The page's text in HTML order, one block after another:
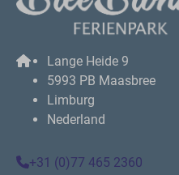
Lange Heide 9
5993 PB Maasbree
Limburg
Nederland
+31 (0)77 465 2360